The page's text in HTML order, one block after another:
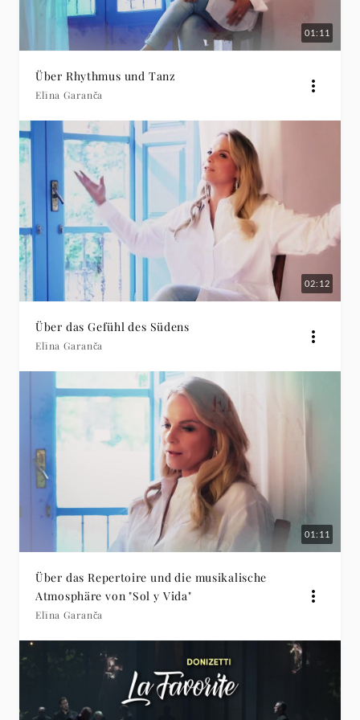
01:11
Über Rhythmus und Tanz
Elīna Garanča
02:12
Über das Gefühl des Südens
Elīna Garanča
01:11
Über das Repertoire und die musikalische
Atmosphäre von "Sol y Vida"
Elīna Garanča